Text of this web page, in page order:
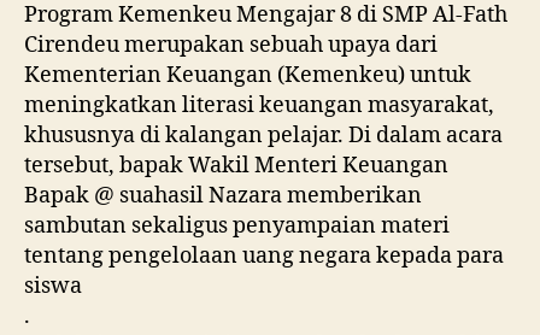
Program Kemenkeu Mengajar 8 di SMP Al-Fath
Cirendeu merupakan sebuah upaya dari
Kementerian Keuangan (Kemenkeu) untuk
meningkatkan literasi keuangan masyarakat,
khususnya di kalangan pelajar. Di dalam acara
tersebut, bapak Wakil Menteri Keuangan
Bapak @ suahasil Nazara memberikan
sambutan sekaligus penyampaian materi
tentang pengelolaan uang negara kepada para
siswa
.